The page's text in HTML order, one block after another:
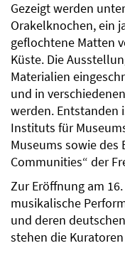
Gezeigt werden
Orakelknochen, ein
geflochtene Matten
Küste. Die
Materialien
und in
werden. Entstanden
Instituts für
Museums sowie des
Communities“ der
Zur Eröffnung am
musikalische
und deren
stehen die